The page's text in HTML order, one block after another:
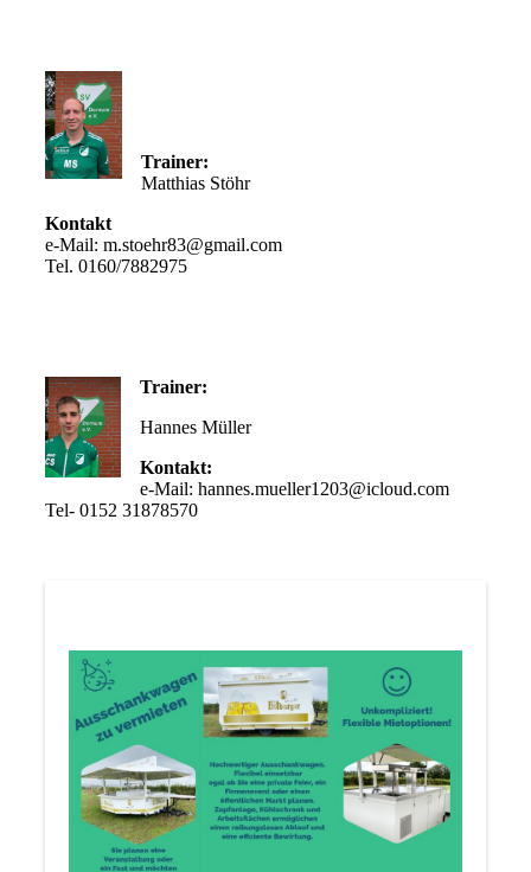
Trainer:
Matthias Stöhr
Kontakt
e-Mail: m.stoehr83@gmail.com
Tel. 0160/7882975
Trainer:
Hannes Müller
Kontakt:
e-Mail: hannes.mueller1203@icloud.com
Tel- 0152 31878570